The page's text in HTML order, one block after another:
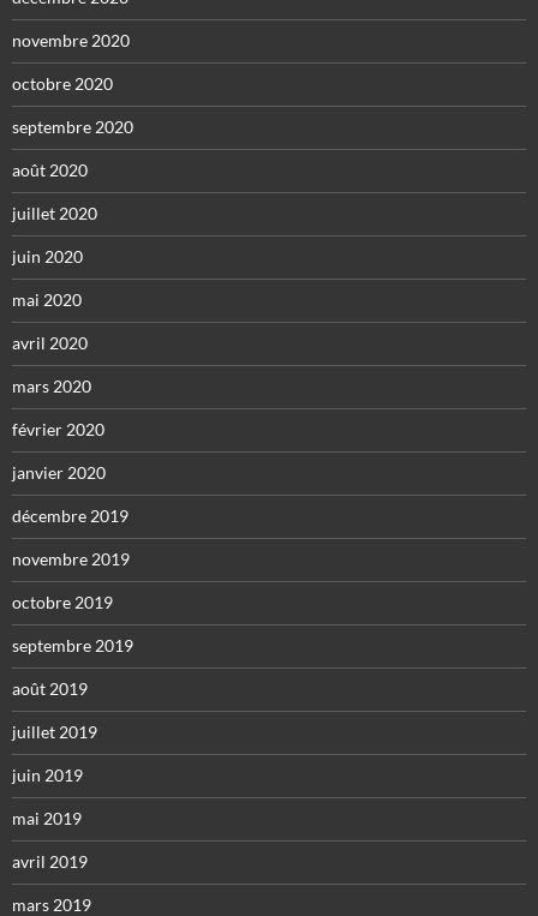
novembre 2020
octobre 2020
septembre 2020
août 2020
juillet 2020
juin 2020
mai 2020
avril 2020
mars 2020
février 2020
janvier 2020
décembre 2019
novembre 2019
octobre 2019
septembre 2019
août 2019
juillet 2019
juin 2019
mai 2019
avril 2019
mars 2019